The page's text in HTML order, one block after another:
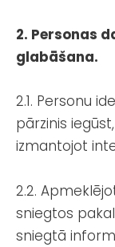
2. Personas
glabāšana.
2.1. Personu
pārzinis
izmantojot
2.2.
sniegtos
sniegtā